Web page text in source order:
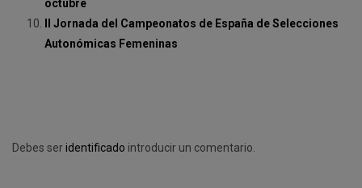
octubre
II Jornada del Campeonatos de España de Selecciones
Autonómicas Femeninas
Debes seridentificado introducir un comentario.